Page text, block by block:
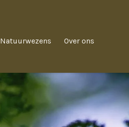
Natuurwezens
Over ons